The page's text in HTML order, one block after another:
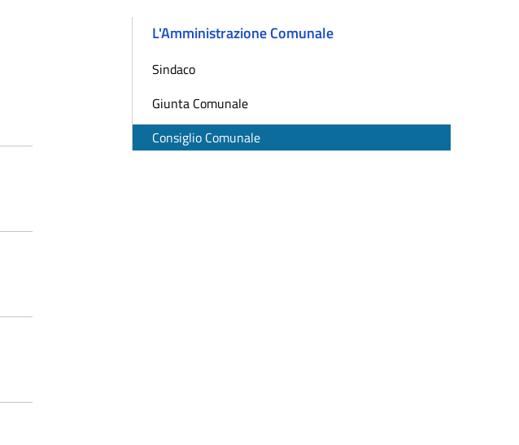
L'Amministrazione Comunale
Sindaco
Giunta Comunale
Consiglio Comunale